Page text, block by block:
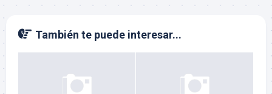
También te puede interesar...